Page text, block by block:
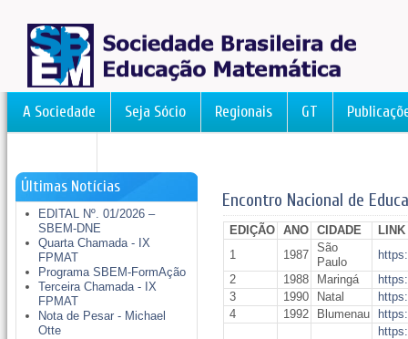
A Sociedade Seja Sócio Regionais GT
Últimas Notícias
EDITAL Nº. 01/2026 –
SBEM-DNE
Quarta Chamada - IX
FPMAT
Programa SBEM-FormAção
Terceira Chamada - IX
FPMAT
Nota de Pesar - Michael
Otte
Encontro Nacional de
EDIÇÃO ANO CIDADE
LINK
1
1987
São
Paulo
2
1988 Maringá
3
1990 Natal
4
1992 Blumenau